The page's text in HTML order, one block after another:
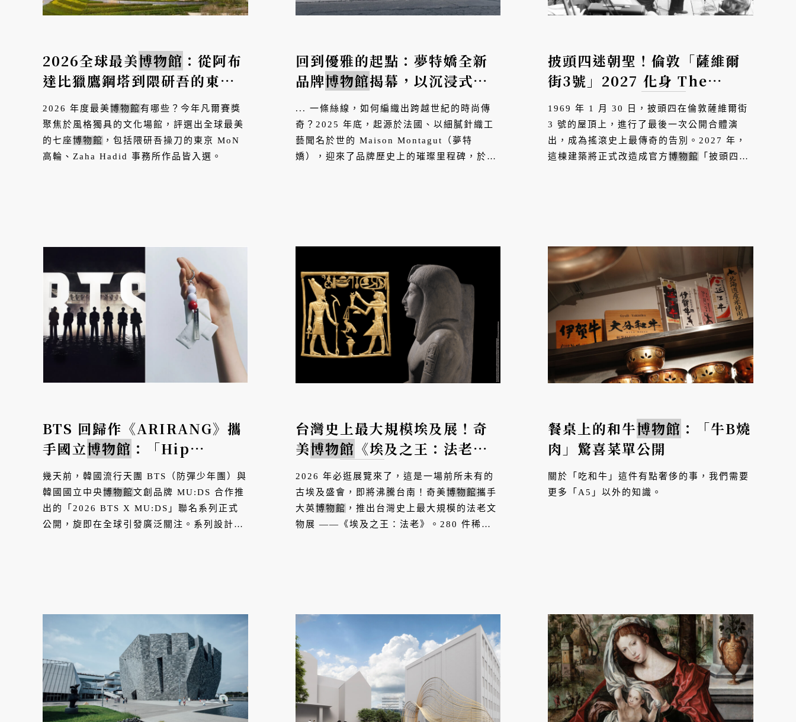
2026全球最美博物館 ：從阿布
達比獵鷹鋼塔到隈研吾的東京
螺旋森林，7座重新定義文化空
間的建築
2026 年度最美博物館有哪些？今年凡爾賽獎
聚焦於風格獨具的文化場館，評選出全球最美
的七座博物館 ，包括隈研吾操刀的東京 MoN
高輪、Zaha Hadid 事務所作品皆入選。
回到優雅的起點：夢特嬌全新
品牌博物館揭幕，以沉浸式體
驗轉譯法式生活美學
... 一條絲線，如何編織出跨越世紀的時尚傳
奇？2025 年底，起源於法國、以細膩針織工
藝聞名於世的 Maison Montagut（夢特
嬌），迎來了品牌歷史上的璀璨里程碑，於其
披頭四迷朝聖！倫敦「薩維爾
街3號」2027 化身 The
Beatles 官方
博物館，重返傳
奇屋頂絕響演唱會
1969 年 1 月 30 日，披頭四在倫敦薩維爾街
3 號的屋頂上，進行了最後一次公開合體演
出，成為搖滾史上最傳奇的告別。2027 年，
這棟建築將正式改造成官方博物館
「披頭四在
BTS 回歸作《ARIRANG》攜
手國立博物館 ：「Hip
Tradition」如何讓千年文物
變身全球潮物
幾天前，韓國流行天團 BTS（防彈少年團）與
韓國國立中央博物館文創品牌 MU:DS 合作推
出的「2026 BTS X MU:DS」聯名系列正式
公開，旋即在全球引發廣泛關注。系列設計靈
台灣史上最大規模埃及展！奇
美博物館 《埃及之王：法老》
｜大英博物館280件文物、56
位法老文物、50件黃金珠寶、
28噸巨型石雕一次來台
2026 年必逛展覽來了，這是一場前所未有的
古埃及盛會，即將沸騰台南！奇美博物館攜手
大英博物館 ，推出台灣史上最大規模的法老文
物展 ——《埃及之王：法老》。280 件稀世
餐桌上的和牛博物館 ：「牛B燒
肉」驚喜菜單公開
關於「吃和牛」這件有點奢侈的事，我們需要
更多「A5」以外的知識。